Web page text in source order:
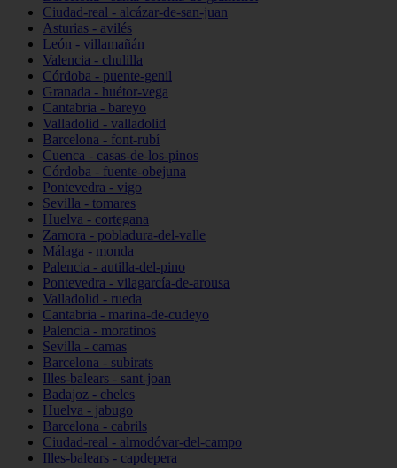
Ciudad-real - alcázar-de-san-juan
Asturias - avilés
León - villamañán
Valencia - chulilla
Córdoba - puente-genil
Granada - huétor-vega
Cantabria - bareyo
Valladolid - valladolid
Barcelona - font-rubí
Cuenca - casas-de-los-pinos
Córdoba - fuente-obejuna
Pontevedra - vigo
Sevilla - tomares
Huelva - cortegana
Zamora - pobladura-del-valle
Málaga - monda
Palencia - autilla-del-pino
Pontevedra - vilagarcía-de-arousa
Valladolid - rueda
Cantabria - marina-de-cudeyo
Palencia - moratinos
Sevilla - camas
Barcelona - subirats
Illes-balears - sant-joan
Badajoz - cheles
Huelva - jabugo
Barcelona - cabrils
Ciudad-real - almodóvar-del-campo
Illes-balears - capdepera